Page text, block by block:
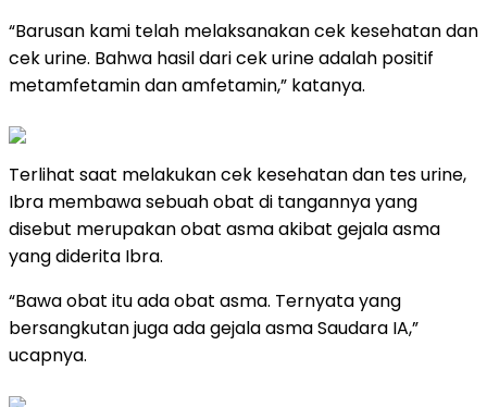
“Barusan kami telah melaksanakan cek kesehatan dan
cek urine. Bahwa hasil dari cek urine adalah positif
metamfetamin dan amfetamin,” katanya.
Terlihat saat melakukan cek kesehatan dan tes urine,
Ibra membawa sebuah obat di tangannya yang
disebut merupakan obat asma akibat gejala asma
yang diderita Ibra.
“Bawa obat itu ada obat asma. Ternyata yang
bersangkutan juga ada gejala asma Saudara IA,”
ucapnya.